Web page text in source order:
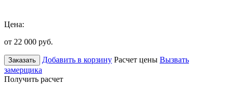
Цена:
от 22 000 руб.
Заказать Добавить в корзину Расчет цены Вызвать
замерщика
Получить расчет